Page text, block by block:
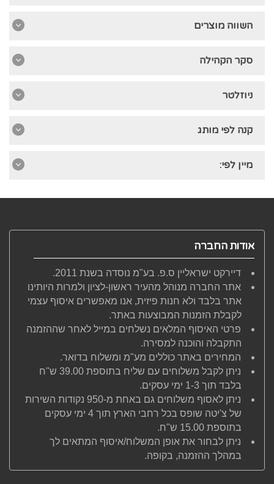
השווה מוצרים
סקר הקהילה
ניוזלטר
קנה לפי מותג
מיין לפי:
אודות החברה
דיירקט ישראליין ס.פ. בע"מ נוסדה בשנת 2011.
אתר החברה מנוהל מהעיר ראשון-לציון ולמרות היותינו
אתר בלבד ולא חנות פיזית, אנו מאפשרים איסוף עצמי
לקבלת הזמנות המבוצעות באתר.
פרטי האיסוף המלאים נשלחים במייל לאחר שההזמנה
התקבלה והוכנה למסירה.
המחירים באתר כוללים מע"מ ומשלוח בדואר.
ניתן לקבל משלוחים עם שליח בתוספת 39.00 ש"ח
בלבד תוך 1-3 ימי עסקים.
ניתן לאסוף משלוחים גם באחת מ-950 נקודות השירות
של צ'יטה שופס בכל רחבי הארץ תוך 4 ימי עסקים
בתוספת 15.00 ש"ח.
ניתן לבחור את אופן המשלוח/איסוף המתאים לך
במהלך ההזמנה, בקופה.